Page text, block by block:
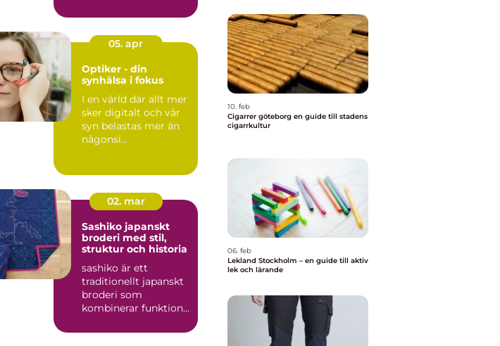
05. apr
Optiker - din
synhälsa i fokus
I en värld där allt mer
sker digitalt och vår
syn belastas mer än
någonsi...
02. mar
Sashiko japanskt
broderi med stil,
struktur och historia
sashiko är ett
traditionellt japanskt
broderi som
kombinerar funktion,
skönhet....
10. feb
Cigarrer göteborg en guide till stadens
cigarrkultur
06. feb
Lekland Stockholm – en guide till aktiv
lek och lärande